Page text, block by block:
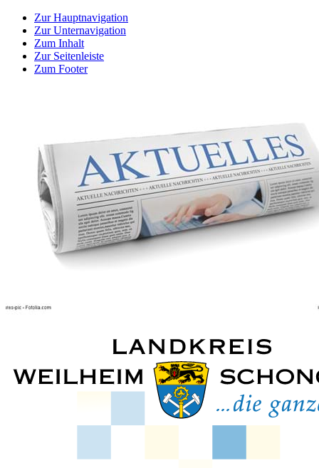
Zur Hauptnavigation
Zur Unternavigation
Zum Inhalt
Zur Seitenleiste
Zum Footer